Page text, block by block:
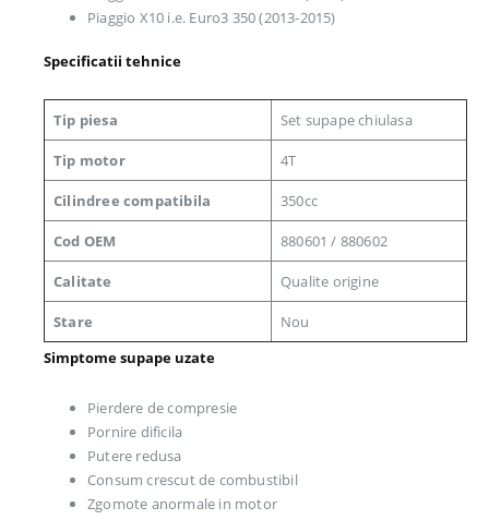
Piaggio X10 i.e. Euro3 350 (2013-2015)
Specificatii tehnice
Tip piesa Set supape chiulasa
Tip motor 4T
Cilindree compatibila 350cc
Cod OEM 880601 / 880602
Calitate Qualite origine
Stare
Nou
Simptome supape uzate
Pierdere de compresie
Pornire dificila
Putere redusa
Consum crescut de combustibil
Zgomote anormale in motor